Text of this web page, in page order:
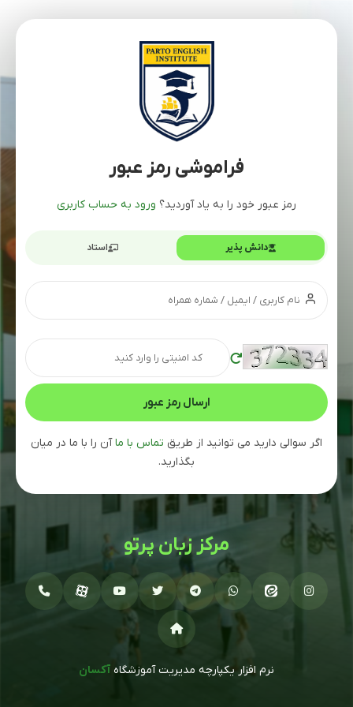
فراموشی رمز عبور
رمز عبور خود را به یاد آوردید؟ ورود به حساب کاربری
دانش پذیر استاد
اگر سوالی دارید می توانید از طریق تماس با ماآن را با ما در میان
بگذارید.
مرکز زبان پرتو
نرم افزار یکپارچه مدیریت آموزشگاه آکسان